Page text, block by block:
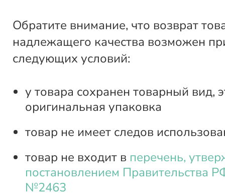
Обратите внимание, что возврат
надлежащего качества возможен
следующих условий:
у товара сохранен товарный вид,
оригинальная упаковка
товар не имеет следов
товар не входит в перечень,
постановлением Правительства
№2463